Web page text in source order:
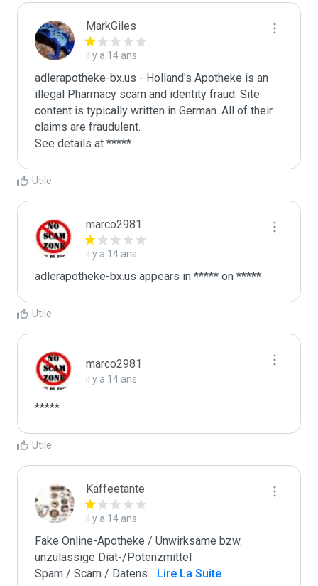
MarkGiles
il y a 14 ans
adlerapotheke-bx.us - Holland's Apotheke is an
illegal Pharmacy scam and identity fraud. Site
content is typically written in German. All of their
claims are fraudulent.
See details at *****
Utile
marco2981
il y a 14 ans
Utile
marco2981
il y a 14 ans
*****
Utile
Kaffeetante
il y a 14 ans
Fake Online-Apotheke / Unwirksame bzw.
unzulässige Diät-/Potenzmittel
Spam / Scam / Datens... Lire La Suite